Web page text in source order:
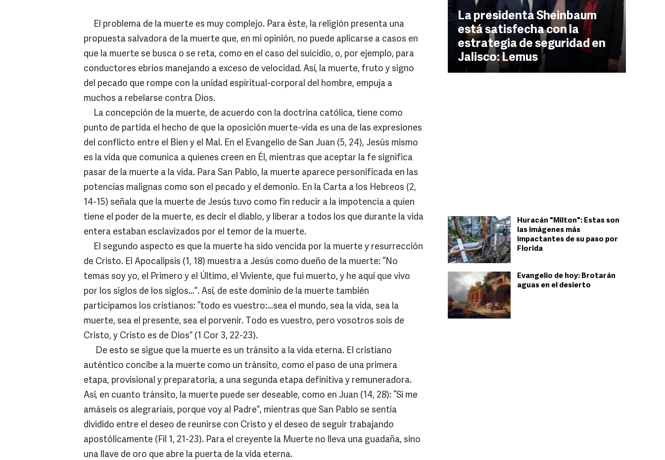
La presidenta Sheinbaum
está satisfecha con la
estrategia de seguridad en
Jalisco: Lemus
Huracán "Milton": Estas son
las imágenes más
impactantes de su paso por
Florida
Evangelio de hoy: Brotarán
aguas en el desierto
El problema de la muerte es muy complejo. Para éste, la religión presenta una
propuesta salvadora de la muerte que, en mi opinión, no puede aplicarse a casos en
que la muerte se busca o se reta, como en el caso del suicidio, o, por ejemplo, para
conductores ebrios manejando a exceso de velocidad. Así, la muerte, fruto y signo
del pecado que rompe con la unidad espiritual-corporal del hombre, empuja a
muchos a rebelarse contra Dios.
La concepción de la muerte, de acuerdo con la doctrina católica, tiene como
punto de partida el hecho de que la oposición muerte-vida es una de las expresiones
del conflicto entre el Bien y el Mal. En el Evangelio de San Juan (5, 24), Jesús mismo
es la vida que comunica a quienes creen en Él, mientras que aceptar la fe significa
pasar de la muerte a la vida. Para San Pablo, la muerte aparece personificada en las
potencias malignas como son el pecado y el demonio. En la Carta a los Hebreos (2,
14-15) señala que la muerte de Jesús tuvo como fin reducir a la impotencia a quien
tiene el poder de la muerte, es decir el diablo, y liberar a todos los que durante la vida
entera estaban esclavizados por el temor de la muerte.
El segundo aspecto es que la muerte ha sido vencida por la muerte y resurrección
de Cristo. El Apocalipsis (1, 18) muestra a Jesús como dueño de la muerte: “No
temas soy yo, el Primero y el Último, el Viviente, que fui muerto, y he aquí que vivo
por los siglos de los siglos…”. Así, de este dominio de la muerte también
participamos los cristianos: “todo es vuestro:…sea el mundo, sea la vida, sea la
muerte, sea el presente, sea el porvenir. Todo es vuestro, pero vosotros sois de
Cristo, y Cristo es de Dios” (1 Cor 3, 22-23).
De esto se sigue que la muerte es un tránsito a la vida eterna. El cristiano
auténtico concibe a la muerte como un tránsito, como el paso de una primera
etapa, provisional y preparatoria, a una segunda etapa definitiva y remuneradora.
Así, en cuanto tránsito, la muerte puede ser deseable, como en Juan (14, 28): “Si me
amáseis os alegraríais, porque voy al Padre”, mientras que San Pablo se sentía
dividido entre el deseo de reunirse con Cristo y el deseo de seguir trabajando
apostólicamente (Fil 1, 21-23). Para el creyente la Muerte no lleva una guadaña, sino
una llave de oro que abre la puerta de la vida eterna.